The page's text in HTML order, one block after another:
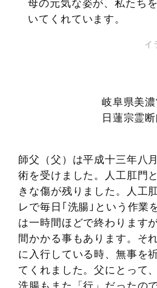
母の元気な姿が、私たち
いてくれています。
イ
岐阜県美
日蓮宗霊
師父（父）は平成十三年八
術を受けました。人工肛門
きな傷が残りました。人工
レで毎日｢洗腸｣という作業
は一時間ほどで終わります
間かかる事もあります。そ
に入行している時、無事を
てくれました。父にとって
洗腸もまた「行」だったので